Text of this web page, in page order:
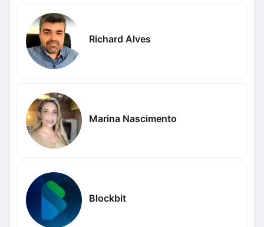
Richard Alves
Marina Nascimento
Blockbit